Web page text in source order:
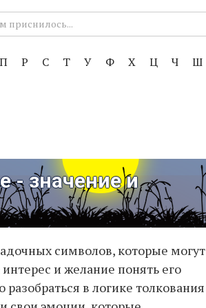
П Р С Т У Ф Х Ц Ч Ш
- значение и
символов, которые могут
и желание понять его
в логике толкования